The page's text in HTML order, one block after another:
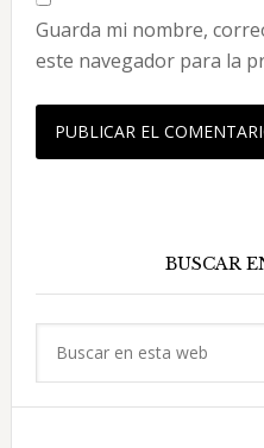
Guarda mi nombre,
este navegador para la
principal
BUSCAR